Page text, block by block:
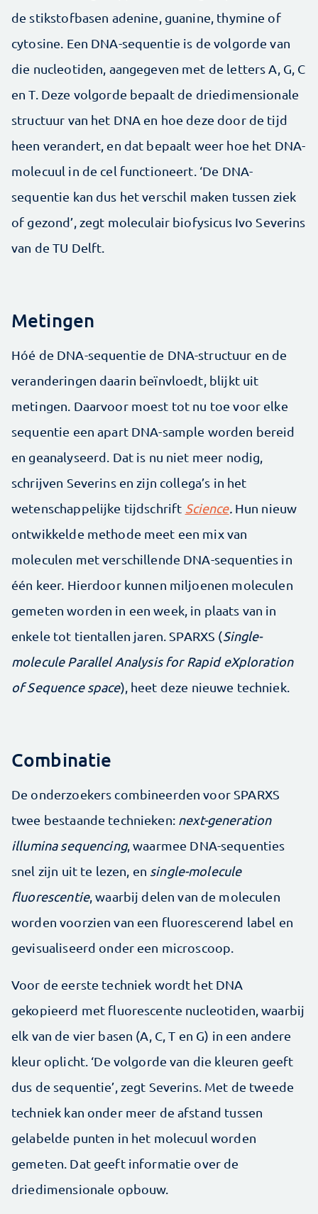
de stikstofbasen adenine, guanine, thymine of
cytosine. Een DNA-sequentie is de volgorde van
die nucleotiden, aange­geven met de letters A, G, C
en T. Deze volgorde bepaalt de drie­dimensionale
structuur van het DNA en hoe deze door de tijd
heen verandert, en dat bepaalt weer hoe het DNA-
molecuul in de cel functioneert. ‘De DNA-
sequentie kan dus het verschil maken tussen ziek
of gezond’, zegt moleculair biofysicus Ivo Severins
van de TU Delft.
Metingen
Hóé de DNA-sequentie de DNA-structuur en de
veranderingen daarin beïnvloedt, blijkt uit
metingen. Daarvoor moest tot nu toe voor elke
sequentie een apart DNA-sample worden bereid
en geanalyseerd. Dat is nu niet meer nodig,
schrijven Severins en zijn collega’s in het
wetenschappelijke tijdschrift Science. Hun nieuw
ontwikkelde methode meet een mix van
moleculen met verschillende DNA-sequenties in
één keer. Hierdoor kunnen miljoenen moleculen
gemeten worden in een week, in plaats van in
enkele tot tientallen jaren. SPARXS (Single-
molecule Parallel Analysis for Rapid eXploration
of Sequence space), heet deze nieuwe techniek.
Combinatie
De onderzoekers combineerden voor SPARXS
twee bestaande technieken: next-generation
illumina sequencing, waarmee DNA-­sequenties
snel zijn uit te lezen, en single-­molecule
fluorescentie, waarbij delen van de moleculen
worden voorzien van een fluorescerend label en
gevisualiseerd onder een microscoop.
Voor de eerste techniek wordt het DNA
gekopieerd met fluorescente nucleotiden, waarbij
elk van de vier basen (A, C, T en G) in een andere
kleur oplicht. ‘De volgorde van die kleuren geeft
dus de sequentie’, zegt Severins. Met de tweede
techniek kan onder meer de afstand tussen
gelabelde punten in het molecuul worden
gemeten. Dat geeft informatie over de
driedimensionale opbouw.